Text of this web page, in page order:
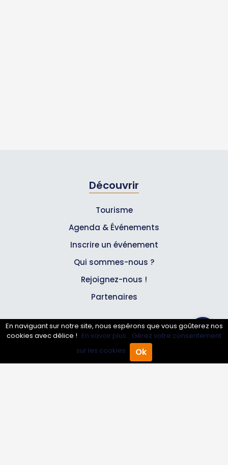
Annuaire Pro Agenda
Découvrir
Tourisme
Agenda & Événements
Inscrire un événement
Qui sommes-nous ?
Rejoignez-nous !
Partenaires
Professionnels
Annuaire pro
En naviguant sur notre site, nous espérons que vous goûterez nos
cookies avec délice ! En savoir plus. Gérez votre consentement
sur les cookies.
Ok